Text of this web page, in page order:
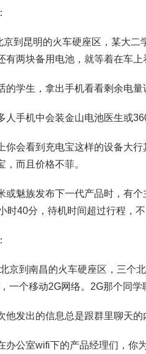
京到昆明的火车硬座区，某大
有两块备用电池，就等着在车上
的学生，拿出手机看看剩余电量
人手机中会装金山电池医生或
你会看到充电宝这样的设备大
，而且价格不菲。
或魅族发布下一代产品时，有
时40分，待机时间超过行程，
京到南昌的火车硬座区，三个
一个移动2G网络。2G那个同学
他发出的信息总是跟群里聊天
办公室wifi下的产品经理们，你